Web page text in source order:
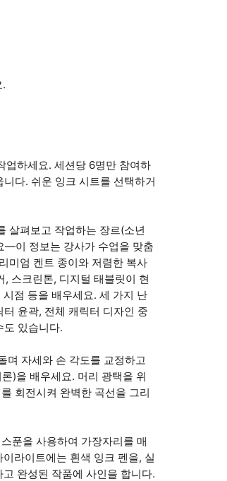
업하세요. 세션당 6명만 참여하
다. 쉬운 잉크 시트를 선택하거
살펴보고 작업하는 장르(소년
—이 정보는 강사가 수업을 맞춤
미엄 켄트 종이와 저렴한 복사
스크린톤, 디지털 태블릿이 현
점 등을 배우세요. 세 가지 난
윤곽, 전체 캐릭터 디자인 중
도 있습니다.
며 자세와 손 각도를 교정하고
)을 배우세요. 머리 광택을 위
회전시켜 완벽한 곡선을 그리
푼을 사용하여 가장자리를 매
라이트에는 흰색 잉크 펜을, 실
완성된 작품에 사인을 합니다.